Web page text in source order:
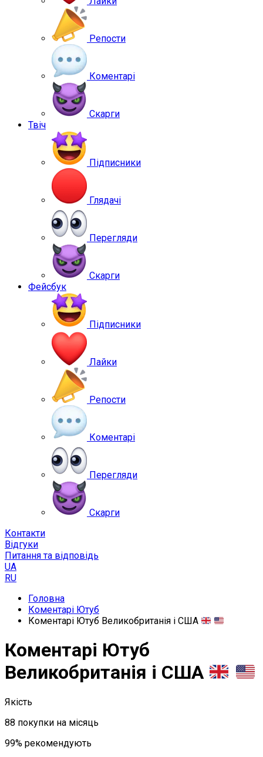
Репости
Коментарі
Скарги
Твіч
Підписники
Глядачі
Перегляди
Скарги
Фейсбук
Підписники
Лайки
Репости
Коментарі
Перегляди
Скарги
Контакти
Відгуки
Питання та відповідь
UA
RU
Головна
Коментарі Ютуб
Коментарі Ютуб Великобританія і США
Коментарі Ютуб
Великобританія і США
Якість
88 покупки на місяць
99% рекомендують